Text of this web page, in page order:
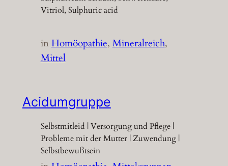
Vitriol, Sulphuric acid
inHomöopathie, Mineralreich
Mittel
Acidumgruppe
Selbstmitleid | Versorgung und Pflege |
Probleme mit der Mutter | Zuwendung |
Selbstbewußtsein